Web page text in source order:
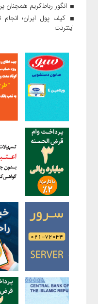
انگور رباط‌کریم همچنان
کیف پول ایران؛
اینترنت